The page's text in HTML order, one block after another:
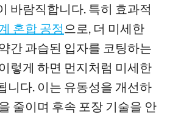
바람직합니다. 특히 효과적
혼합 공정 으로, 더 미세한
간 과습된 입자를 코팅하는
렇게 하면 먼지처럼 미세한
니다. 이는 유동성을 개선하
줄이며 후속 포장 기술을 안